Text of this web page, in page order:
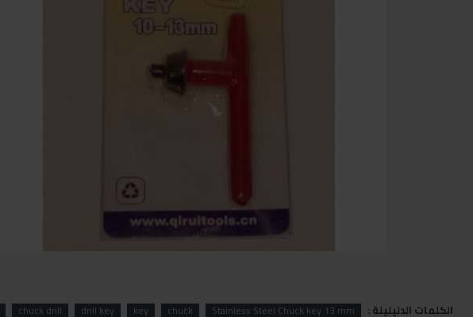
الكلمات الدليليلة : Stainless Steel Chuck key 13 mm
chuck
key
drill key
chuck drill